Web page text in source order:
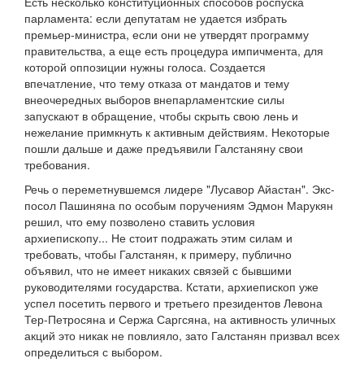
парламента: если депутатам не удается избрать
премьер-министра, если они не утвердят программу
правительства, а еще есть процедура импичмента, для
которой оппозиции нужны голоса. Создается
впечатление, что тему отказа от мандатов и тему
внеочередных выборов внепарламентские силы
запускают в обращение, чтобы скрыть свою лень и
нежелание примкнуть к активным действиям. Некоторые
пошли дальше и даже предъявили Галстаняну свои
требования.
Речь о переметнувшемся лидере "Лусавор Айастан". Экс-
посол Пашиняна по особым поручениям Эдмон Марукян
решил, что ему позволено ставить условия
архиепископу... Не стоит подражать этим силам и
требовать, чтобы Галстанян, к примеру, публично
объявил, что не имеет никаких связей с бывшими
руководителями государства. Кстати, архиепископ уже
успел посетить первого и третьего президентов Левона
Тер-Петросяна и Сержа Саргсяна, на активность уличных
акций это никак не повлияло, зато Галстанян призвал всех
определиться с выбором.